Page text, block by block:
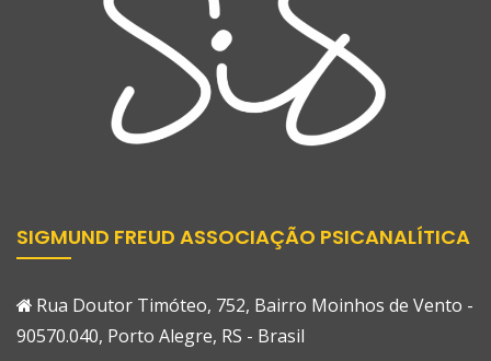
SIGMUND FREUD ASSOCIAÇÃO PSICANALÍTICA
Rua Doutor Timóteo, 752, Bairro Moinhos de Vento -
90570.040, Porto Alegre, RS - Brasil